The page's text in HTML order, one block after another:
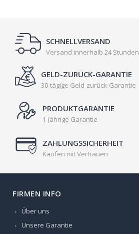
SCHNELLVERSAND
Versand innerhalb 24 Stunden
GELD-ZURÜCK-GARANTIE
30-tägige Geld-zurück-Garantie
PRODUKTGARANTIE
1-jährige Garantie
ZAHLUNGSSICHERHEIT
Kaufen mit Vertrauen
FIRMEN INFO
Über uns
Unsere Garantie